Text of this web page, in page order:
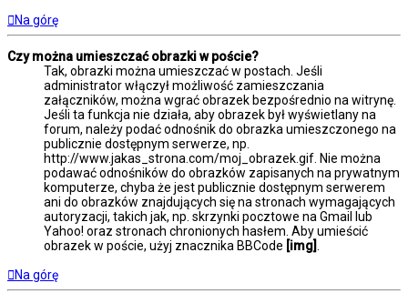
Na górę
Czy można umieszczać obrazki w poście?
Tak, obrazki można umieszczać w postach. Jeśli
administrator włączył możliwość zamieszczania
załączników, można wgrać obrazek bezpośrednio na witrynę.
Jeśli ta funkcja nie działa, aby obrazek był wyświetlany na
forum, należy podać odnośnik do obrazka umieszczonego na
publicznie dostępnym serwerze, np.
http://www.jakas_strona.com/moj_obrazek.gif. Nie można
podawać odnośników do obrazków zapisanych na prywatnym
komputerze, chyba że jest publicznie dostępnym serwerem
ani do obrazków znajdujących się na stronach wymagających
autoryzacji, takich jak, np. skrzynki pocztowe na Gmail lub
Yahoo! oraz stronach chronionych hasłem. Aby umieścić
obrazek w poście, użyj znacznika BBCode [img].
Na górę